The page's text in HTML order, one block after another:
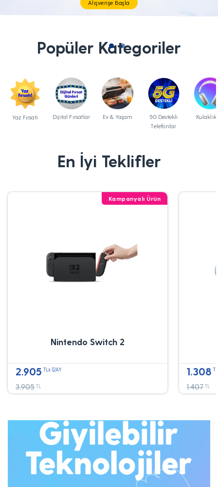
Tüm Teknolojik İhtiyaçların Tam'da
Popüler Kategoriler
Yaz Fırsatı Dijital Fırsatlar Ev & Yaşam
5G Destekli
Telefonlar
En İyi Teklifler
Kampanyalı Ürün
Nintendo Switch 2
2.905 TLx 12AY
3.905 TL
1.308
1.407 TL